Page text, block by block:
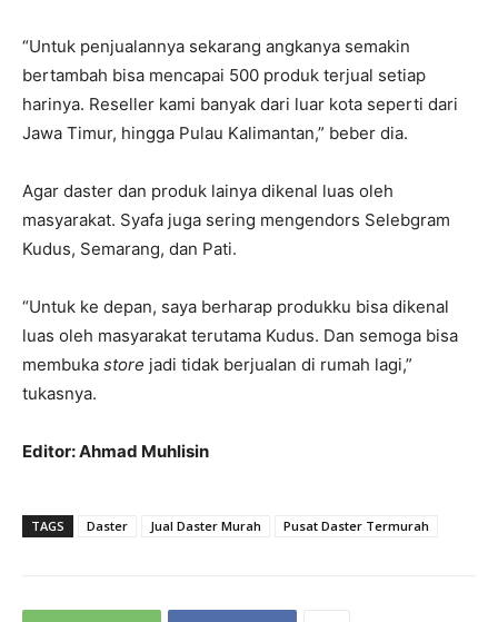
“Untuk penjualannya sekarang angkanya semakin
bertambah bisa mencapai 500 produk terjual setiap
harinya. Reseller kami banyak dari luar kota seperti dari
Jawa Timur, hingga Pulau Kalimantan,” beber dia.
Agar daster dan produk lainya dikenal luas oleh
masyarakat. Syafa juga sering mengendors Selebgram
Kudus, Semarang, dan Pati.
“Untuk ke depan, saya berharap produkku bisa dikenal
luas oleh masyarakat terutama Kudus. Dan semoga bisa
membuka store jadi tidak berjualan di rumah lagi,”
tukasnya.
Editor: Ahmad Muhlisin
TAGS Daster Jual Daster Murah Pusat Daster Termurah